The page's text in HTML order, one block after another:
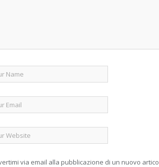
via email alla pubblicazione di un nuovo